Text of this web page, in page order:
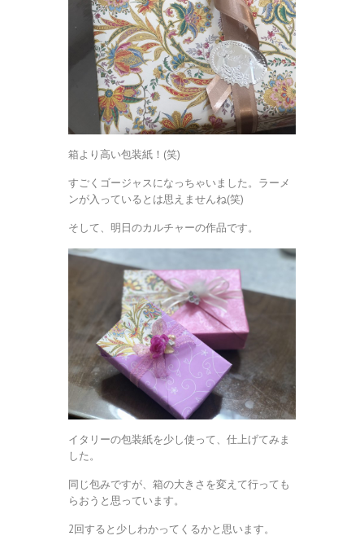
箱より高い包装紙！(笑)
すごくゴージャスになっちゃいました。ラーメ
ンが入っているとは思えませんね(笑)
そして、明日のカルチャーの作品です。
イタリーの包装紙を少し使って、仕上げてみま
した。
同じ包みですが、箱の大きさを変えて行っても
らおうと思っています。
2回すると少しわかってくるかと思います。